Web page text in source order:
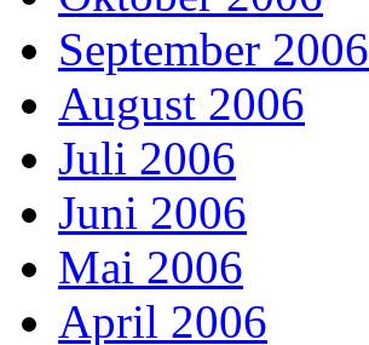
September 2006
August 2006
Juli 2006
Juni 2006
Mai 2006
April 2006